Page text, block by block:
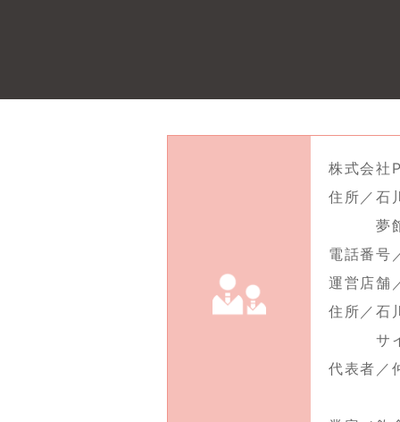
株式会社
住所／石
夢館Ⅰ
電話番
運営店舗
住所／石
サイ
代表者／